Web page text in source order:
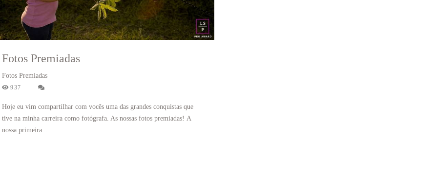
Fotos Premiadas
Fotos Premiadas
937
Hoje eu vim compartilhar com vocês uma das grandes conquistas que
tive na minha carreira como fotógrafa. As nossas fotos premiadas! A
nossa primeira...